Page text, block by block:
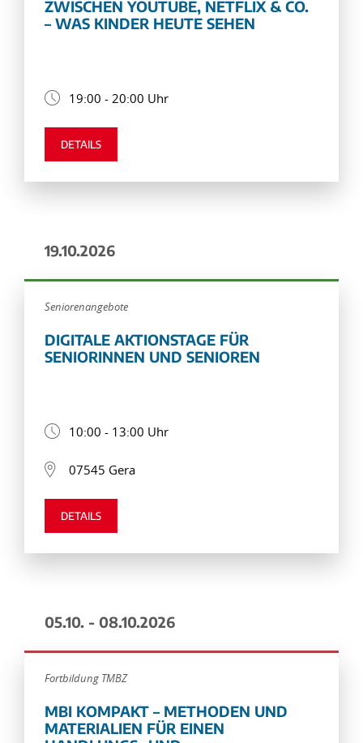
ZWISCHEN YOUTUBE, NETFLIX & CO.
– WAS KINDER HEUTE SEHEN
19:00 - 20:00 Uhr
DETAILS
19.10.2026
Seniorenangebote
DIGITALE AKTIONSTAGE FÜR
SENIORINNEN UND SENIOREN
10:00 - 13:00 Uhr
07545 Gera
DETAILS
05.10. - 08.10.2026
Fortbildung TMBZ
MBI KOMPAKT – METHODEN UND
MATERIALIEN FÜR EINEN